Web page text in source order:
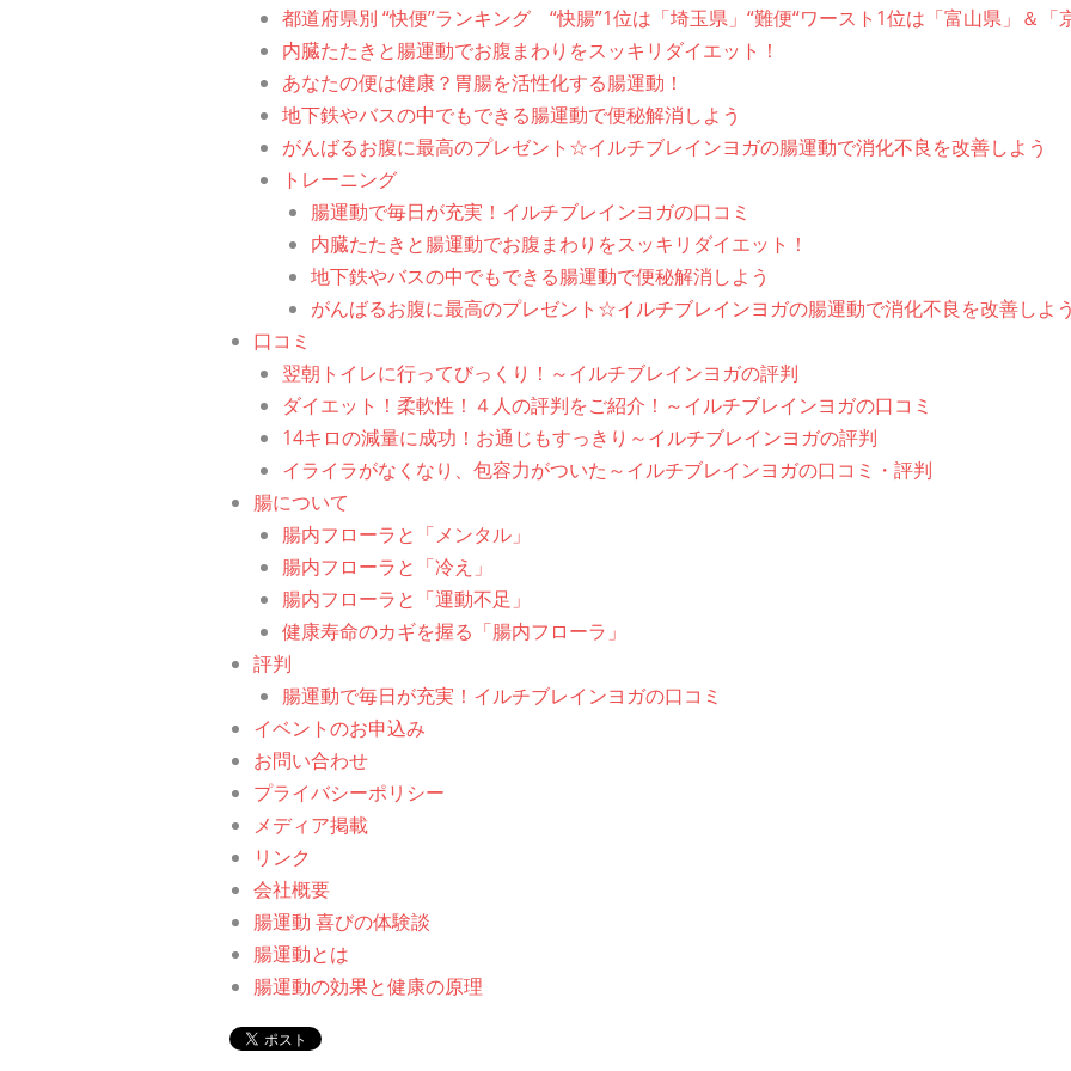
都道府県別 “快便”ランキング “快腸”1位は「埼玉県」“難便“ワースト1位は「富山県」＆「
内臓たたきと腸運動でお腹まわりをスッキリダイエット！
あなたの便は健康？胃腸を活性化する腸運動！
地下鉄やバスの中でもできる腸運動で便秘解消しよう
がんばるお腹に最高のプレゼント☆イルチブレインヨガの腸運動で消化不良を改善しよう
トレーニング
腸運動で毎日が充実！イルチブレインヨガの口コミ
内臓たたきと腸運動でお腹まわりをスッキリダイエット！
地下鉄やバスの中でもできる腸運動で便秘解消しよう
がんばるお腹に最高のプレゼント☆イルチブレインヨガの腸運動で消化不良を改善しよう
口コミ
翌朝トイレに行ってびっくり！～イルチブレインヨガの評判
ダイエット！柔軟性！４人の評判をご紹介！～イルチブレインヨガの口コミ
14キロの減量に成功！お通じもすっきり～イルチブレインヨガの評判
イライラがなくなり、包容力がついた～イルチブレインヨガの口コミ・評判
腸について
腸内フローラと「メンタル」
腸内フローラと「冷え」
腸内フローラと「運動不足」
健康寿命のカギを握る「腸内フローラ」
評判
腸運動で毎日が充実！イルチブレインヨガの口コミ
イベントのお申込み
お問い合わせ
プライバシーポリシー
メディア掲載
リンク
会社概要
腸運動 喜びの体験談
腸運動とは
腸運動の効果と健康の原理